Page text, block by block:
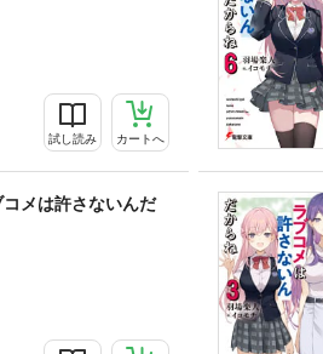
試し読み カートへ
メは許さないんだ